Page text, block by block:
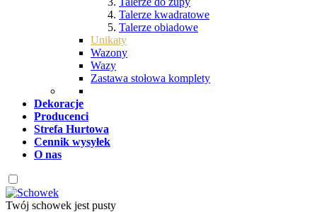
Talerze kwadratowe
Talerze obiadowe
Unikaty
Wazony
Wazy
Zastawa stołowa komplety
Dekoracje
Producenci
Strefa Hurtowa
Cennik wysyłek
O nas
Twój schowek jest pusty